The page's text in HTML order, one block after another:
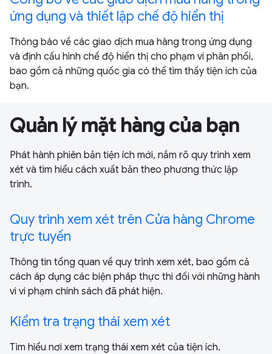
ứng dụng và thiết lập chế độ hiển thị
Thông báo về các giao dịch mua hàng trong ứng dụng
và định cấu hình chế độ hiển thị cho phạm vi phân phối,
bao gồm cả những quốc gia có thể tìm thấy tiện ích của
bạn.
Quản lý mặt hàng của bạn
Phát hành phiên bản tiện ích mới, nắm rõ quy trình xem
xét và tìm hiểu cách xuất bản theo phương thức lập
trình.
Quy trình xem xét trên Cửa hàng Chrome
trực tuyến
Thông tin tổng quan về quy trình xem xét, bao gồm cả
cách áp dụng các biện pháp thực thi đối với những hành
vi vi phạm chính sách đã phát hiện.
Kiểm tra trạng thái xem xét
Tìm hiểu nơi xem trạng thái xem xét của tiện ích.